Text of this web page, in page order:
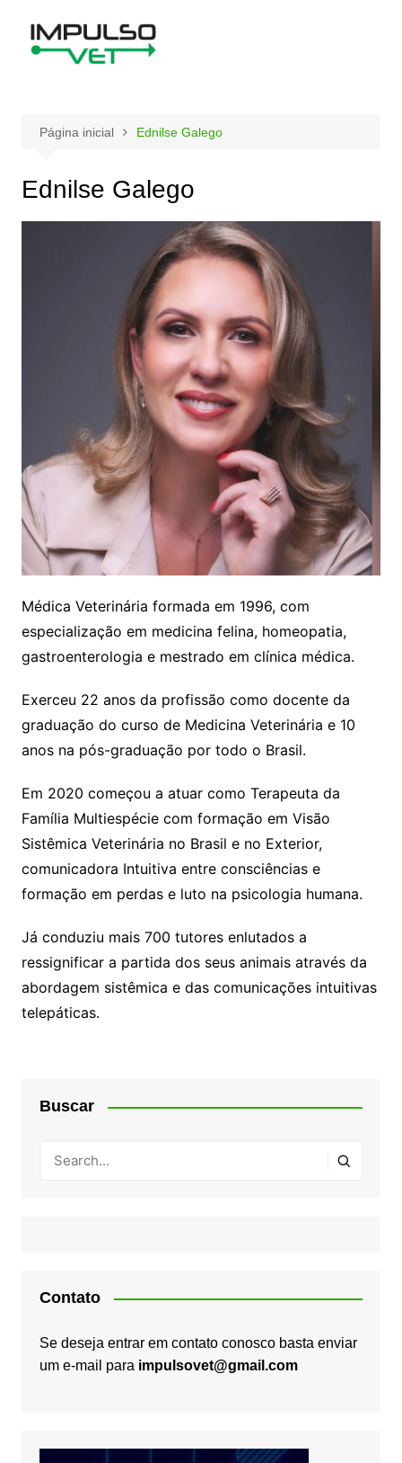
Página inicial Ednilse Galego
Ednilse Galego
Médica Veterinária formada em 1996, com
especialização em medicina felina, homeopatia,
gastroenterologia e mestrado em clínica médica.
Exerceu 22 anos da profissão como docente da
graduação do curso de Medicina Veterinária e 10
anos na pós-graduação por todo o Brasil.
Em 2020 começou a atuar como Terapeuta da
Família Multiespécie com formação em Visão
Sistêmica Veterinária no Brasil e no Exterior,
comunicadora Intuitiva entre consciências e
formação em perdas e luto na psicologia humana.
Já conduziu mais 700 tutores enlutados a
ressignificar a partida dos seus animais através da
abordagem sistêmica e das comunicações intuitivas
telepáticas.
Buscar
Contato
Se deseja entrar em contato conosco basta enviar
um e-mail para impulsovet@gmail.com